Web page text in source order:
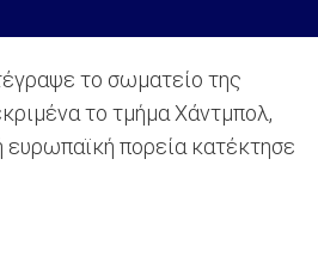
το σωματείο της
το τμήμα Χάντμπολ,
ευρωπαϊκή πορεία κατέκτησε